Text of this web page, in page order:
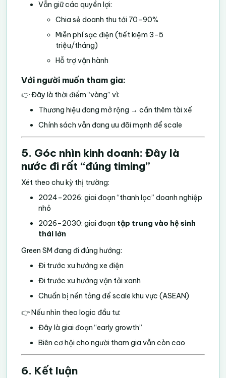
Vẫn giữ các quyền lợi:
Chia sẻ doanh thu tới 70–90%
Miễn phí sạc điện (tiết kiệm 3–5
triệu/tháng)
Hỗ trợ vận hành
Với người muốn tham gia:
👉 Đây là thời điểm “vàng” vì:
Thương hiệu đang mở rộng → cần thêm tài xế
Chính sách vẫn đang ưu đãi mạnh để scale
5. Góc nhìn kinh doanh: Đây là
nước đi rất “đúng timing”
Xét theo chu kỳ thị trường:
2024–2026: giai đoạn “thanh lọc” doanh nghiệp
nhỏ
2026–2030: giai đoạn tập trung vào hệ sinh
thái lớn
Green SM đang đi đúng hướng:
Đi trước xu hướng xe điện
Đi trước xu hướng vận tải xanh
Chuẩn bị nền tảng để scale khu vực (ASEAN)
👉 Nếu nhìn theo logic đầu tư:
Đây là giai đoạn “early growth”
Biên cơ hội cho người tham gia vẫn còn cao
6. Kết luận